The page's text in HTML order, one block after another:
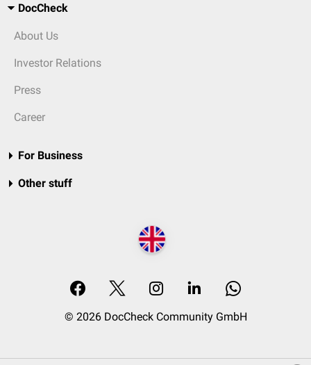
DocCheck
About Us
Investor Relations
Press
Career
For Business
Other stuff
© 2026 DocCheck Community GmbH